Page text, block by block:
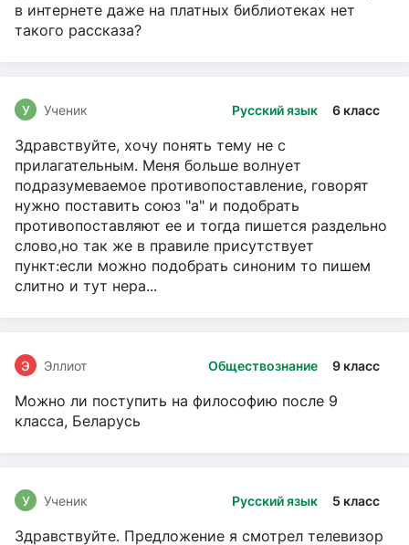
в интернете даже на платных библиотеках нет
такого рассказа?
Русский язык 6 класс
У Ученик
Здравствуйте, хочу понять тему не с
прилагательным. Меня больше волнует
подразумеваемое противопоставление, говорят
нужно поставить союз "а" и подобрать
противопоставляют ее и тогда пишется раздельно
слово,но так же в правиле присутствует
пункт:если можно подобрать синоним то пишем
слитно и тут нера...
Обществознание 9 класс
Э Эллиот
Можно ли поступить на философию после 9
класса, Беларусь
Русский язык 5 класс
У Ученик
Здравствуйте. Предложение я смотрел телевизор